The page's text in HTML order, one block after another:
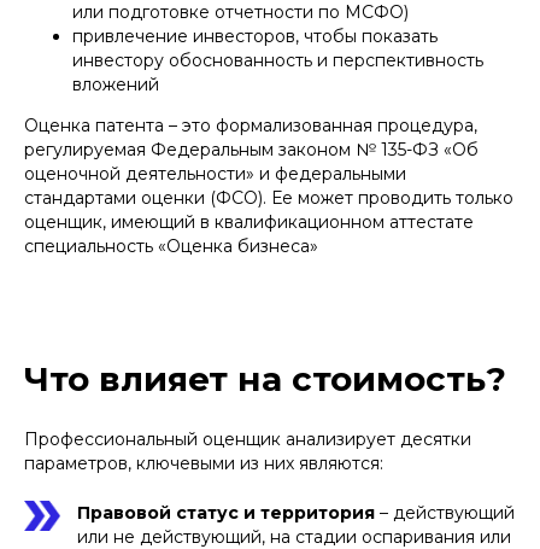
или подготовке отчетности по МСФО)
привлечение инвесторов, чтобы показать
инвестору обоснованность и перспективность
вложений
Оценка патента – это формализованная процедура,
регулируемая Федеральным законом № 135-ФЗ «Об
оценочной деятельности» и федеральными
стандартами оценки (ФСО). Ее может проводить только
оценщик, имеющий в квалификационном аттестате
специальность «Оценка бизнеса»
Что влияет на стоимость?
Профессиональный оценщик анализирует десятки
параметров, ключевыми из них являются:
Правовой статус и территория – действующий
или не действующий, на стадии оспаривания или